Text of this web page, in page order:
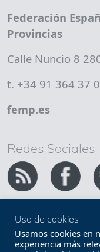
Federación
Provincias
Calle Nuncio 8
t. +34 91 364 37
femp.es
Redes Sociales
Uso de cookies
Usamos cookies en
experiencia más